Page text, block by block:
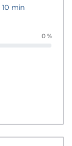
10 min
0 %